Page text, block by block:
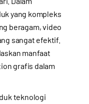
yang kompleks
beragam, video
sangat efektif.
manfaat
grafis dalam
teknologi